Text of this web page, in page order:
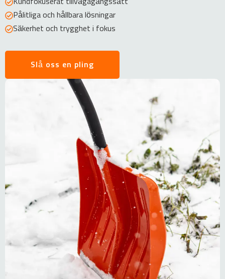
Kundfokuserat tillvägagångssätt
Pålitliga och hållbara lösningar
Säkerhet och trygghet i fokus
Slå oss en pling